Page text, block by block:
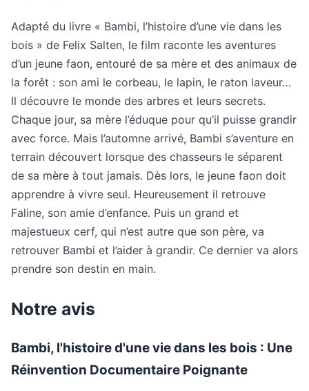
Adapté du livre « Bambi, l’histoire d’une vie dans les
bois » de Felix Salten, le film raconte les aventures
d’un jeune faon, entouré de sa mère et des animaux de
la forêt : son ami le corbeau, le lapin, le raton laveur…
Il découvre le monde des arbres et leurs secrets.
Chaque jour, sa mère l’éduque pour qu’il puisse grandir
avec force. Mais l’automne arrivé, Bambi s’aventure en
terrain découvert lorsque des chasseurs le séparent
de sa mère à tout jamais. Dès lors, le jeune faon doit
apprendre à vivre seul. Heureusement il retrouve
Faline, son amie d’enfance. Puis un grand et
majestueux cerf, qui n’est autre que son père, va
retrouver Bambi et l’aider à grandir. Ce dernier va alors
prendre son destin en main.
Notre avis
Bambi, l'histoire d'une vie dans les bois : Une
Réinvention Documentaire Poignante